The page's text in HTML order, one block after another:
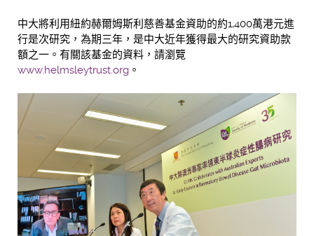
中大將利用紐約赫爾姆斯利慈善基金資助的約1,400萬港元進
行是次研究，為期三年，是中大近年獲得最大的研究資助款
額之一。有關該基金的資料，請瀏覽
www.helmsleytrust.org 。